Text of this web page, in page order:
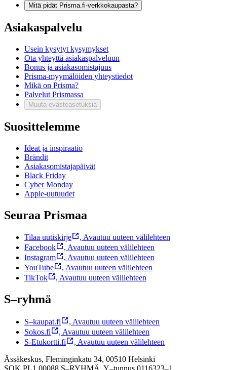
Mitä pidät Prisma.fi-verkkokaupasta?
Asiakaspalvelu
Usein kysytyt kysymykset
Ota yhteyttä asiakaspalveluun
Bonus ja asiakasomistajuus
Prisma-myymälöiden yhteystiedot
Mikä on Prisma?
Palvelut Prismassa
Muuta evästeasetuksia
Suosittelemme
Ideat ja inspiraatio
Brändit
Asiakasomistajapäivät
Black Friday
Cyber Monday
Apple-uutuudet
Seuraa Prismaa
Tilaa uutiskirje , Avautuu uuteen välilehteen
Facebook
, Avautuu uuteen välilehteen
Instagram
, Avautuu uuteen välilehteen
YouTube
, Avautuu uuteen välilehteen
TikTok
, Avautuu uuteen välilehteen
S–ryhmä
S–kaupat.fi , Avautuu uuteen välilehteen
Sokos.fi
, Avautuu uuteen välilehteen
S-Etukortti.fi
, Avautuu uuteen välilehteen
Ässäkeskus, Fleminginkatu 34, 00510 Helsinki